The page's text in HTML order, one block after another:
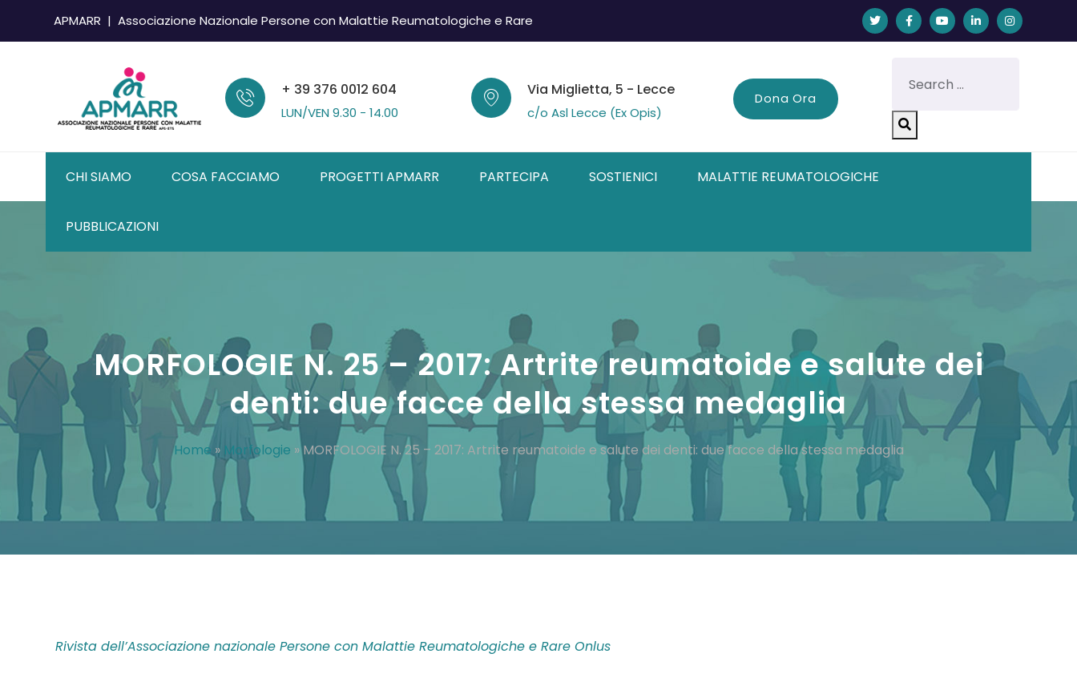
APMARR | Associazione Nazionale Persone con Malattie Reumatologiche e Rare
+ 39 376 0012 604
LUN/VEN9.30 - 14.00
Via Miglietta, 5 - Lecce
c/o Asl Lecce (Ex Opis)
Dona Ora
CHI SIAMO COSA FACCIAMO PROGETTI APMARR PARTECIPA SOSTIENICI MALATTIE REUMATOLOGICHE
PUBBLICAZIONI
MORFOLOGIE N. 25 – 2017: Artrite reumatoide e salute dei
denti: due facce della stessa medaglia
Home » Morfologie »MORFOLOGIE N. 25 – 2017: Artrite reumatoide e salute dei denti: due facce della stessa medaglia
Rivista dell’Associazione nazionale Persone con Malattie Reumatologiche e Rare Onlus